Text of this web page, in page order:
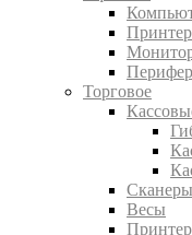
Торговое
Весы